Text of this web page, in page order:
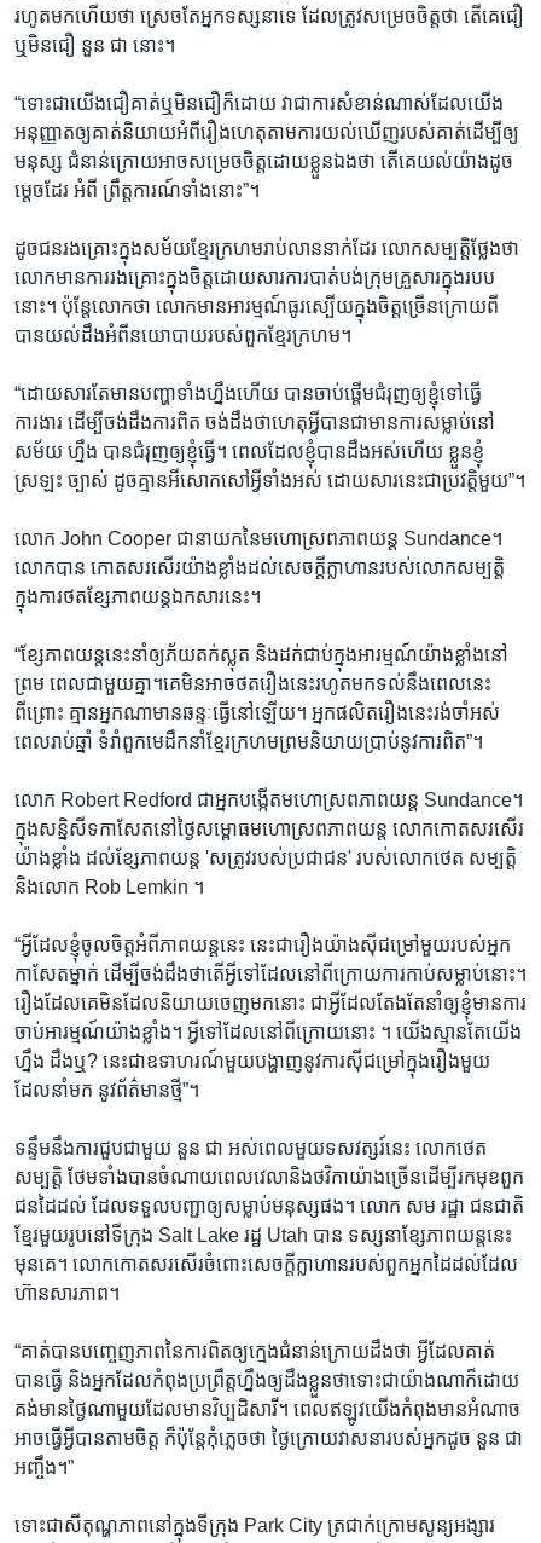
រហូត​មក​ហើយ​ថា ស្រេច​តែ​អ្នក​ទស្សនា​ទេ ដែល​ត្រូវ​សម្រេច​ចិត្ត​ថា តើ​គេ​ជឿ​
ឬ​មិន​ជឿ នួន ជា នោះ។
“ទោះ​ជា​យើង​ជឿ​គាត់​ឬ​មិន​ជឿ​ក៏​ដោយ វា​ជា​ការ​សំខាន់​ណាស់​ដែល​យើង​
អនុញ្ញាត​ឲ្យ​គាត់​និយាយ​អំពី​រឿង​ហេតុ​តាម​ការ​យល់​ឃើញ​របស់​គាត់​ដើម្បី​ឲ្យ​
មនុស្ស ជំនាន់​ក្រោយ​អាច​សម្រេច​ចិត្ត​ដោយ​ខ្លួន​ឯង​ថា តើ​គេ​យល់​យ៉ាង​ដូច​
ម្តេច​ដែរ អំពី ព្រឹត្តការណ៍​ទាំង​នោះ”។
ដូច​ជន​រង​គ្រោះ​ក្នុង​សម័យ​ខ្មែរ​ក្រហម​រាប់​លាន​នាក់​ដែរ លោក​សម្បត្តិ​ថ្លែង​ថា​
លោក​មាន​ការ​រង​គ្រោះ​ក្នុង​ចិត្ត​ដោយ​សារ​ការ​បាត់​បង់​ក្រុម​គ្រួសារ​ក្នុង​របប​
នោះ។ ប៉ុន្តែ​លោក​ថា លោក​មាន​អារម្មណ៍​ធូរ​ស្បើយ​ក្នុង​ចិត្ត​ច្រើន​ក្រោយ​ពី​
បាន​យល់​ដឹង​អំពី​នយោបាយ​របស់​ពួក​ខ្មែរ​ក្រហម។
“ដោយ​សារ​តែ​មាន​បញ្ហា​ទាំង​ហ្នឹង​ហើយ បាន​ចាប់​ផ្តើម​ជំរុញ​ឲ្យ​ខ្ញុំ​ទៅ​ធ្វើ​
ការងារ ដើម្បី​ចង់​ដឹង​ការ​ពិត ចង់​ដឹង​ថា​ហេតុ​អ្វី​បាន​ជា​មាន​ការ​សម្លាប់​នៅ​
សម័យ ហ្នឹង បាន​ជំរុញ​ឲ្យ​ខ្ញុំ​ធ្វើ។ ពេល​ដែល​ខ្ញុំបាន​ដឹង​អស់​ហើយ ខ្លួន​ខ្ញុំ​
ស្រឡះ ច្បាស់ ដូច​គ្មានអី​សោក​សៅ​អ្វី​ទាំង​អស់ ដោយ​សារ​នេះ​ជា​ប្រវត្តិ​មួយ”។
លោក John Cooper ជា​នាយក​នៃ​មហោស្រព​ភាពយន្ត Sundance។
លោក​បាន កោត​សរសើរ​យ៉ាង​ខ្លាំង​ដល់​សេចក្តី​ក្លាហាន​របស់​លោក​សម្បត្តិ​
ក្នុង​ការ​ថត​ខ្សែភាពយន្តឯកសារ​នេះ។
“ខ្សែ​ភាពយន្ត​នេះនាំ​ឲ្យ​ភ័យ​តក់​ស្លុត និង​ដក់​ជាប់​ក្នុង​អារម្មណ៍​យ៉ាង​ខ្លាំង​នៅ​
ព្រម ពេល​ជាមួយ​គ្នា។​គេ​មិន​អាច​ថត​រឿង​នេះ​រហូត​មក​ទល់​នឹង​ពេល​នេះ
ពីព្រោះ គ្មាន​អ្នក​ណា​មាន​ឆន្ទៈ​ធ្វើ​នៅ​ឡើយ។ អ្នក​ផលិត​រឿង​នេះ​រង់​ចាំ​អស់​
ពេល​រាប់​ឆ្នាំ ទំរាំ​ពួក​មេដឹកនាំ​ខ្មែរ​ក្រហម​ព្រម​និយាយ​ប្រាប់​នូវ​ការ​ពិត”។
លោក Robert Redford ជា​អ្នក​បង្កើត​មហោស្រព​ភាពយន្ត Sundance។
ក្នុង​សន្និសីទ​កាសែត​នៅ​ថ្ងៃ​សម្ពោធ​មហោស្រព​ភាពយន្ត លោក​កោត​សរសើរ​
យ៉ាង​ខ្លាំង ដល់​ខ្សែ​ភាពយន្ត 'សត្រូវ​របស់​ប្រជាជន' របស់​លោក​ថេត សម្បត្តិ​
និង​លោក Rob Lemkin ។
“អ្វី​ដែល​ខ្ញុំ​ចូល​ចិត្ត​អំពី​ភាពយន្ត​នេះ នេះ​ជា​រឿង​យ៉ាង​ស៊ីជម្រៅ​មួយ​របស់​អ្នក
កាសែត​ម្នាក់ ដើម្បី​ចង់​ដឹង​ថា​តើ​អ្វី​ទៅ​ដែល​នៅ​ពី​ក្រោយ​ការ​កាប់​សម្លាប់​នោះ។
រឿង​ដែល​គេ​មិន​ដែល​និយាយ​ចេញ​មក​នោះ ជា​អ្វី​ដែល​តែង​តែ​នាំ​ឲ្យ​ខ្ញុំ​មាន​ការ
ចាប់​អារម្មណ៍​យ៉ាង​ខ្លាំង។ អ្វី​ទៅ​ដែល​នៅ​ពី​ក្រោយ​នោះ ។ យើង​ស្មាន​តែ​យើង​
ហ្នឹង ដឹង​ឬ? នេះ​ជា​ឧទាហរណ៍​មួយ​បង្ហាញ​នូវ​ការ​ស៊ីជម្រៅ​ក្នុង​រឿង​មួយ
ដែល​នាំ​មក នូវ​ព័ត៌មាន​ថ្មី”។
ទន្ទឹម​នឹង​ការ​ជួប​ជាមួយ​ នួន ជា អស់​ពេល​មួយ​ទសវត្សរ៍​នេះ លោកថេត
សម្បត្តិ ថែម​ទាំង​បាន​ចំណាយ​ពេល​វេលា​និង​ថវិកា​យ៉ាង​ច្រើន​ដើម្បី​រក​មុខ​ពួក​
ជន​ដៃ​ដល់ ដែល​ទទួល​បញ្ជា​ឲ្យ​សម្លាប់​មនុស្ស​ផង។ លោក​ សម រដ្ឋា ជន​ជាតិ​
ខ្មែរ​មួយ​រូប​នៅ​ទី​ក្រុង Salt Lake រដ្ឋ Utah បាន ទស្សនា​ខ្សែភាពយន្ត​នេះ​
មុន​គេ។ លោក​កោត​សរសើរ​ចំពោះ​សេចក្តី​ក្លាហាន​របស់​ពួកអ្នក​ដៃ​ដល់​ដែល​
ហ៊ាន​សារភាព។
“គាត់​បាន​បញ្ចេញ​ភាព​នៃ​ការ​ពិត​ឲ្យ​ក្មេង​ជំនាន់​ក្រោយ​ដឹង​ថា អ្វី​ដែល​គាត់
បាន​ធ្វើ និង​អ្នក​ដែល​កំពុង​ប្រព្រឹត្ត​ហ្នឹង​ឲ្យ​ដឹង​ខ្លួន​ថា​ទោះ​ជា​យ៉ាង​ណា​ក៏​ដោយ
គង់​មាន​ថ្ងៃ​ណា​មួយ​ដែល​មាន​វិប្បដិសារី។ ពេល​ឥឡូវ​យើង​កំពុង​មាន​អំណាច​
អាច​ធ្វើ​អ្វី​បាន​តាម​ចិត្ត ក៏​ប៉ុន្តែ​កុំ​ភ្លេច​ថា ថ្ងៃ​ក្រោយ​វាសនា​របស់​អ្នក​ដូច នួន ជា
អញ្ចឹង។”
ទោះ​ជា​សីតុណ្ហភាព​នៅ​ក្នុង​ទីក្រុង Park City ត្រជាក់​ក្រោម​សូន្យ​អង្សារ​